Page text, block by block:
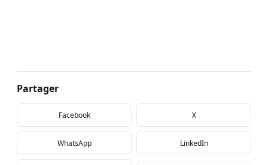
Partager
Facebook X
WhatsApp LinkedIn